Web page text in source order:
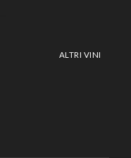
ALTRI VINI